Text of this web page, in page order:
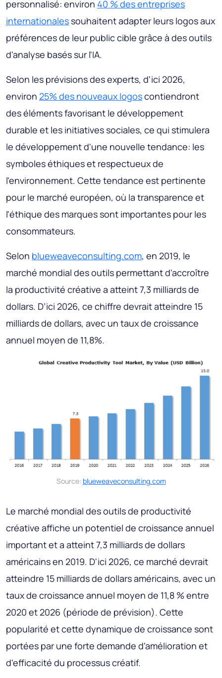
personnalisé: environ 40 % des entreprises
internationalessouhaitent adapter leurs logos aux
préférences de leur public cible grâce à des outils
d'analyse basés sur l'IA.
Selon les prévisions des experts, d'ici 2026,
environ 25% des nouveaux logoscontiendront
des éléments favorisant le développement
durable et les initiatives sociales, ce qui stimulera
le développement d'une nouvelle tendance: les
symboles éthiques et respectueux de
l'environnement. Cette tendance est pertinente
pour le marché européen, où la transparence et
l'éthique des marques sont importantes pour les
consommateurs.
Selon blueweaveconsulting.com, en 2019, le
marché mondial des outils permettant d'accroître
la productivité créative a atteint 7,3 milliards de
dollars. D’ici 2026, ce chiffre devrait atteindre 15
milliards de dollars, avec un taux de croissance
annuel moyen de 11,8%.
Source: blueweaveconsulting.com
Le marché mondial des outils de productivité
créative affiche un potentiel de croissance annuel
important et a atteint 7,3 milliards de dollars
américains en 2019. D'ici 2026, ce marché devrait
atteindre 15 milliards de dollars américains, avec un
taux de croissance annuel moyen de 11,8 % entre
2020 et 2026 (période de prévision). Cette
popularité et cette dynamique de croissance sont
portées par une forte demande d'amélioration et
d'efficacité du processus créatif.